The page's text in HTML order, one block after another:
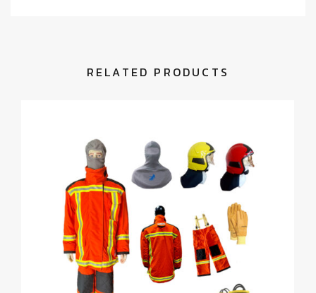
RELATED PRODUCTS